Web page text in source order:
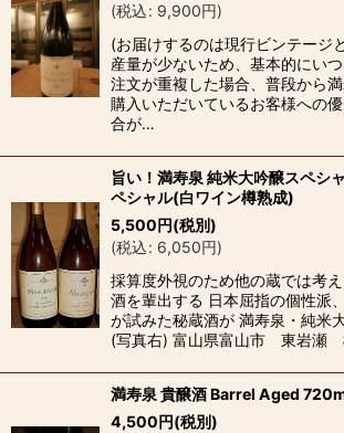
(税込: 9,900円)
(お届けするのは現行ビンテージ
産量が少ないため、基本的にい
注文が重複した場合、普段から
購入いただいているお客様への
合が…
旨い！満寿泉 純米大吟醸スペシ
ペシャル(白ワイン樽熟成)
5,500円(税別)
(税込: 6,050円)
採算度外視のため他の蔵では考
酒を輩出する 日本屈指の個性派
が試みた秘蔵酒が 満寿泉・純米
(写真右) 富山県富山市 東岩瀬
満寿泉 貴醸酒 Barrel Aged
4,500円(税別)